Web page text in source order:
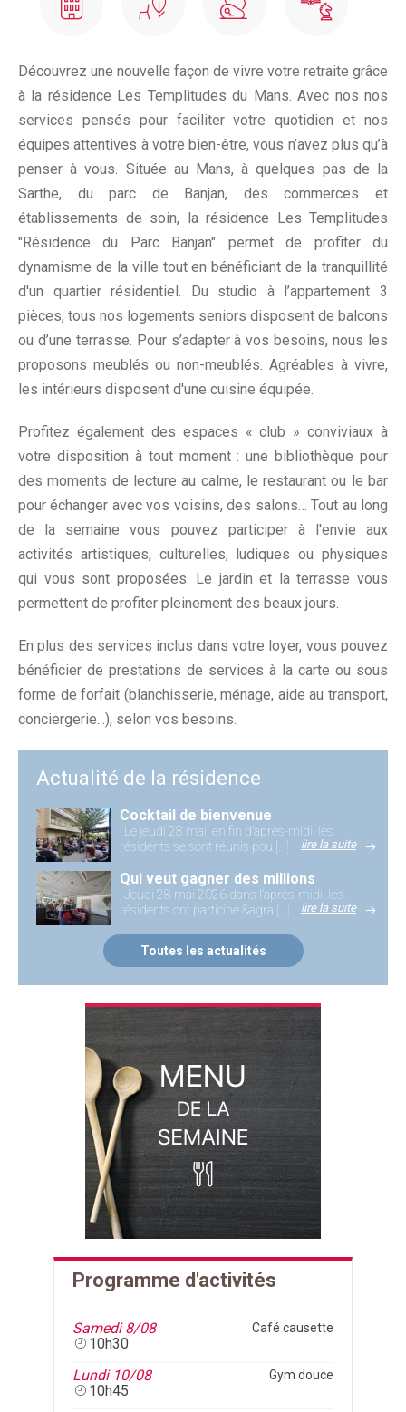
Découvrez une nouvelle façon de vivre votre retraite grâce
à la résidence Les Templitudes du Mans. Avec nos nos
services pensés pour faciliter votre quotidien et nos
équipes attentives à votre bien-être, vous n’avez plus qu’à
penser à vous. Située au Mans, à quelques pas de la
Sarthe, du parc de Banjan, des commerces et
établissements de soin, la résidence Les Templitudes
"Résidence du Parc Banjan" permet de profiter du
dynamisme de la ville tout en bénéficiant de la tranquillité
d'un quartier résidentiel. Du studio à l’appartement 3
pièces, tous nos logements seniors disposent de balcons
ou d’une terrasse. Pour s’adapter à vos besoins, nous les
proposons meublés ou non-meublés. Agréables à vivre,
les intérieurs disposent d'une cuisine équipée.
Profitez également des espaces « club » conviviaux à
votre disposition à tout moment : une bibliothèque pour
des moments de lecture au calme, le restaurant ou le bar
pour échanger avec vos voisins, des salons… Tout au long
de la semaine vous pouvez participer à l'envie aux
activités artistiques, culturelles, ludiques ou physiques
qui vous sont proposées. Le jardin et la terrasse vous
permettent de profiter pleinement des beaux jours.
En plus des services inclus dans votre loyer, vous pouvez
bénéficier de prestations de services à la carte ou sous
forme de forfait (blanchisserie, ménage, aide au transport,
conciergerie...), selon vos besoins.
Actualité de la résidence
Cocktail de bienvenue
Le jeudi 28 mai, en fin d’après-midi, les
résidents se sont réunis pou [...]
lire la suite
Qui veut gagner des millions
Jeudi 28 mai 2026 dans l’après-midi, les
résidents ont participé &agra [...]
lire la suite
Toutes les actualités
Programme d'activités
Samedi 8/08
10h30
Café causette
Lundi 10/08
10h45
Gym douce